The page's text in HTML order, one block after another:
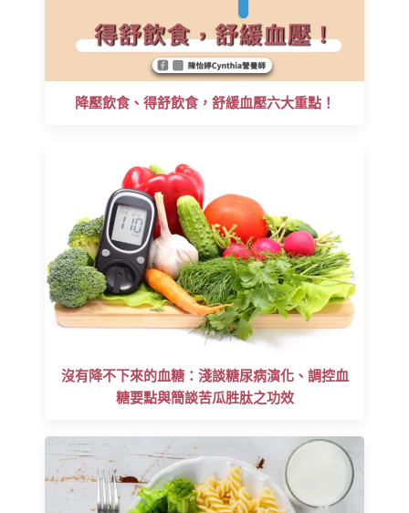
降壓飲食、得舒飲食，舒緩血壓六大重點！
沒有降不下來的血糖：淺談糖尿病演化、調控血
糖要點與簡談苦瓜胜肽之功效